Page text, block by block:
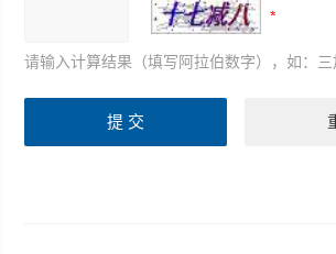
请输入计算结果（填写阿拉伯数字），如：三